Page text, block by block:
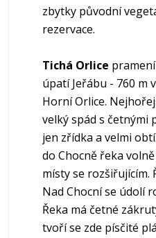
zbytky původní
rezervace.
Tichá Orlice
úpatí Jeřábu - 760 m
Horní Orlice.
velký spád s četnými
jen zřídka a velmi
do Chocně řeka
místy se rozšiřujícím.
Nad Chocní se údolí
Řeka má četné
tvoří se zde písčité